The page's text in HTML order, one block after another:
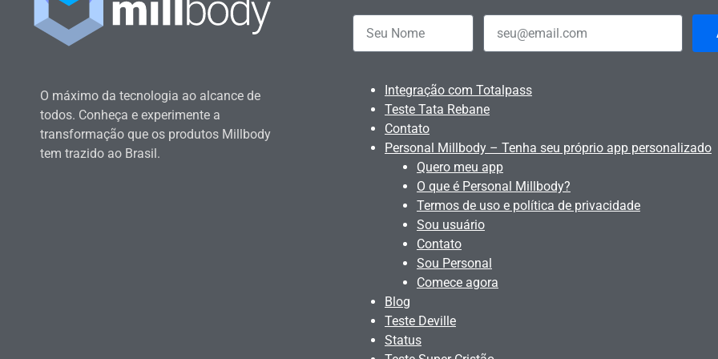
O máximo da tecnologia ao alcance de
todos. Conheça e experimente a
transformação que os produtos Millbody
tem trazido ao Brasil.
Integração com Totalpass
Teste Tata Rebane
Contato
Personal Millbody – Tenha seu próprio app personalizado
Quero meu app
O que é Personal Millbody?
Termos de uso e política de privacidade
Sou usuário
Contato
Sou Personal
Comece agora
Blog
Teste Deville
Status